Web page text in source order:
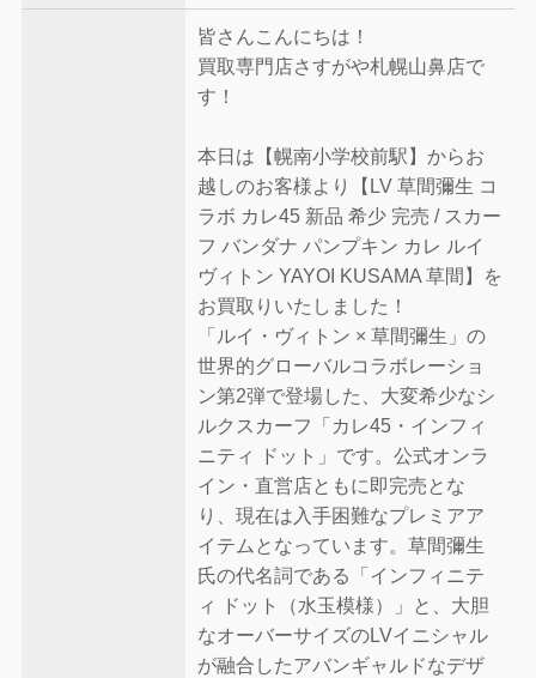
皆さんこんにちは！
買取専門店さすがや札幌山鼻店で
す！
本日は【幌南小学校前駅】からお
越しのお客様より【LV 草間彌生 コ
ラボ カレ45 新品 希少 完売 / スカー
フ バンダナ パンプキン カレ ルイ
ヴィトン YAYOI KUSAMA 草間】を
お買取りいたしました！
「ルイ・ヴィトン × 草間彌生」の
世界的グローバルコラボレーショ
ン第2弾で登場した、大変希少なシ
ルクスカーフ「カレ45・インフィ
ニティ ドット」です。公式オンラ
イン・直営店ともに即完売とな
り、現在は入手困難なプレミアア
イテムとなっています。草間彌生
氏の代名詞である「インフィニテ
ィ ドット（水玉模様）」と、大胆
なオーバーサイズのLVイニシャル
が融合したアバンギャルドなデザ